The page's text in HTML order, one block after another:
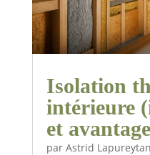
Isolation
intérieure
et
par Astrid Lapureytan